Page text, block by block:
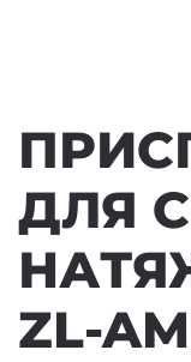
ДЛЯ
ZL-AM